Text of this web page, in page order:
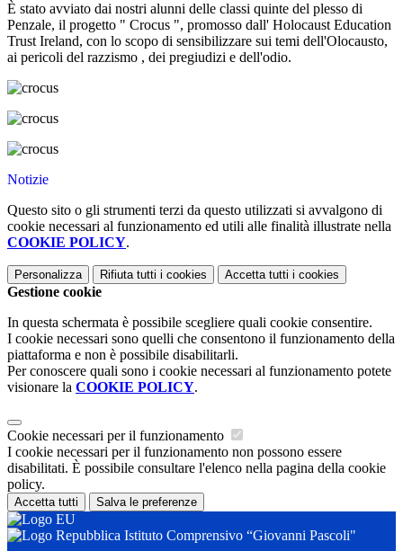
È stato avviato dai nostri alunni delle classi quinte del plesso di
Penzale, il progetto " Crocus ", promosso dall' Holocaust Education
Trust Ireland, con lo scopo di sensibilizzare sui temi dell'Olocausto,
ai pericoli del razzismo , dei pregiudizi e dell'odio.
Notizie
Questo sito o gli strumenti terzi da questo utilizzati si avvalgono di
cookie necessari al funzionamento ed utili alle finalità illustrate nella
COOKIE POLICY.
Personalizza Rifiuta tutti i cookies Accetta tutti i cookies
Gestione cookie
In questa schermata è possibile scegliere quali cookie consentire.
I cookie necessari sono quelli che consentono il funzionamento della
piattaforma e non è possibile disabilitarli.
Per conoscere quali sono i cookie necessari al funzionamento potete
visionare la COOKIE POLICY.
Cookie necessari per il funzionamento
I cookie necessari per il funzionamento non possono essere
disabilitati. È possibile consultare l'elenco nella pagina della cookie
policy.
Accetta tutti Salva le preferenze
Istituto Comprensivo “Giovanni Pascoli"